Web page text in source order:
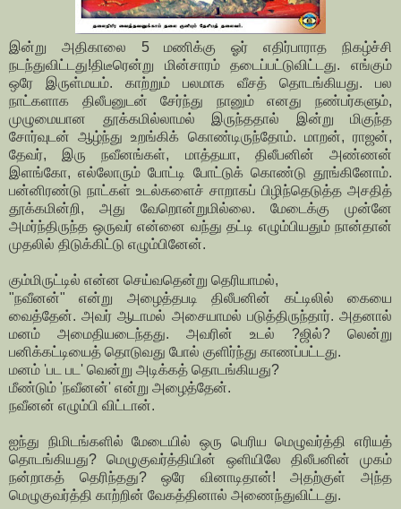
இன்று அதிகாலை 5 மணிக்கு ஓர் எதிர்பாராத நிகழ்ச்சி
நடந்துவிட்டது!திடீரென்று மின்சாரம் தடைப்பட்டுவிட்டது. எங்கும்
ஒரே இருள்மயம். காற்றும் பலமாக வீசத் தொடங்கியது. பல
நாட்களாக திலீபனுடன் சேர்ந்து நானும் எனது நண்பர்களும்,
முழுமையான தூக்கமில்லாமல் இருந்ததால் இன்று மிகுந்த
சோர்வுடன் ஆழ்ந்து உறங்கிக் கொண்டிருந்தோம். மாறன், ராஜன்,
தேவர், இரு நவீனங்கள், மாத்தயா, திலீபனின் அண்ணன்
இளங்கோ, எல்லோரும் போட்டி போட்டுக் கொண்டு தூங்கினோம்.
பன்னிரண்டு நாட்கள் உடல்களைச் சாறாகப் பிழிந்தெடுத்த அசதித்
தூக்கமின்றி, அது வேறொன்றுமில்லை. மேடைக்கு முன்னே
அமர்ந்திருந்த ஒருவர் என்னை வந்து தட்டி எழும்பியதும் நான்தான்
முதலில் திடுக்கிட்டு எழும்பினேன்.
கும்மிருட்டில் என்ன செய்வதென்று தெரியாமல்,
"நவீனன்" என்று அழைத்தபடி திலீபனின் கட்டிலில் கையை
வைத்தேன். அவர் ஆடாமல் அசையாமல் படுத்திருந்தார். அதனால்
மனம் அமைதியடைந்தது. அவரின் உடல் ?ஜில்? லென்று
பனிக்கட்டியைத் தொடுவது போல் குளிர்ந்து காணப்பட்டது.
மனம் 'பட பட' வென்று அடிக்கத் தொடங்கியது?
மீண்டும் 'நவீனன்' என்று அழைத்தேன்.
நவீனன் எழும்பி விட்டான்.
ஐந்து நிமிடங்களில் மேடையில் ஒரு பெரிய மெழுவர்த்தி எரியத்
தொடங்கியது? மெழுகுவர்த்தியின் ஒளியிலே திலீபனின் முகம்
நன்றாகத் தெரிந்தது? ஒரே வினாடிதான்! அதற்குள் அந்த
மெழுகுவர்த்தி காற்றின் வேகத்தினால் அணைந்துவிட்டது.